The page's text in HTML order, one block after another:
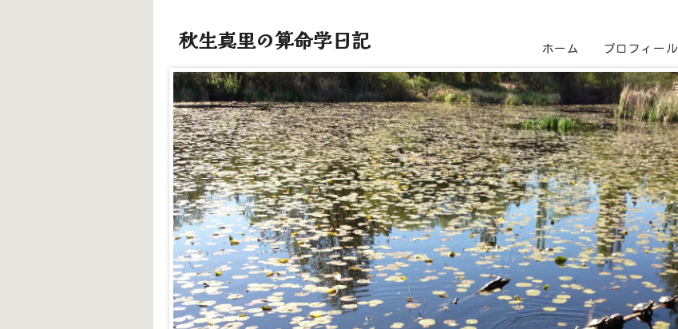
秋生真里の算命学日記 ホーム プロフィール